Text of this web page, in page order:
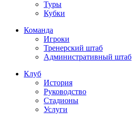
Туры
Кубки
Команда
Игроки
Тренерский штаб
Административный штаб
Клуб
История
Руководство
Стадионы
Услуги